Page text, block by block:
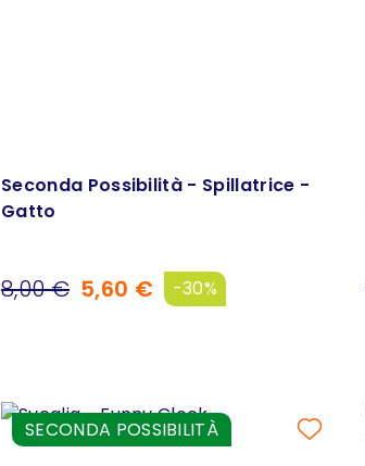
Seconda Possibilità - Spillatrice -
Gatto
8,00 € 5,60 € -30%
SECONDA POSSIBILITÀ